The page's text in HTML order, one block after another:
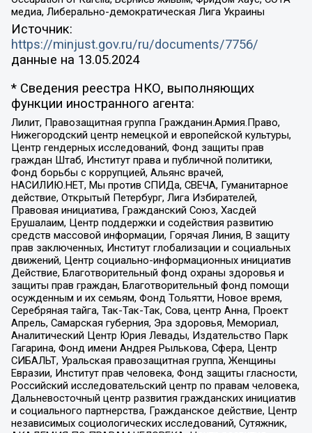
медиа, Либерально-демократическая Лига Украины
Источник:
https://minjust.gov.ru/ru/documents/7756/
данные на 13.05.2024
* Сведения реестра НКО, выполняющих
функции иностранного агента:
Лилит, Правозащитная группа Гражданин.Армия.Право,
Нижегородский центр немецкой и европейской культуры,
Центр гендерных исследований, Фонд защиты прав
граждан Штаб, Институт права и публичной политики,
Фонд борьбы с коррупцией, Альянс врачей,
НАСИЛИЮ.НЕТ, Мы против СПИДа, СВЕЧА, Гуманитарное
действие, Открытый Петербург, Лига Избирателей,
Правовая инициатива, Гражданский Союз, Хасдей
Ерушалаим, Центр поддержки и содействия развитию
средств массовой информации, Горячая Линия, В защиту
прав заключенных, Институт глобализации и социальных
движений, Центр социально-информационных инициатив
Действие, Благотворительный фонд охраны здоровья и
защиты прав граждан, Благотворительный фонд помощи
осужденным и их семьям, Фонд Тольятти, Новое время,
Серебряная тайга, Так-Так-Так, Сова, центр Анна, Проект
Апрель, Самарская губерния, Эра здоровья, Мемориал,
Аналитический Центр Юрия Левады, Издательство Парк
Гагарина, Фонд имени Андрея Рылькова, Сфера, Центр
СИБАЛЬТ, Уральская правозащитная группа, Женщины
Евразии, Институт прав человека, Фонд защиты гласности,
Российский исследовательский центр по правам человека,
Дальневосточный центр развития гражданских инициатив
и социального партнерства, Гражданское действие, Центр
независимых социологических исследований, Сутяжник,